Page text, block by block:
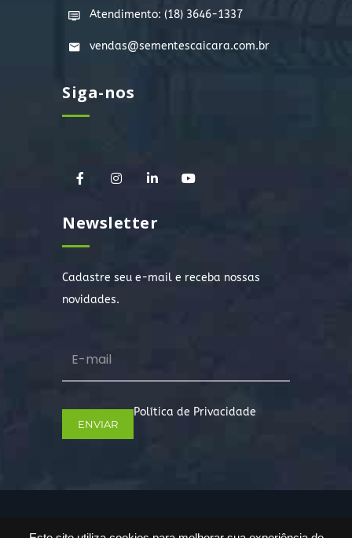
Atendimento: (18) 3646-1337
vendas@sementescaicara.com.br
Siga-nos
Newsletter
Cadastre seu e-mail e receba nossas
novidades.
Política de Privacidade